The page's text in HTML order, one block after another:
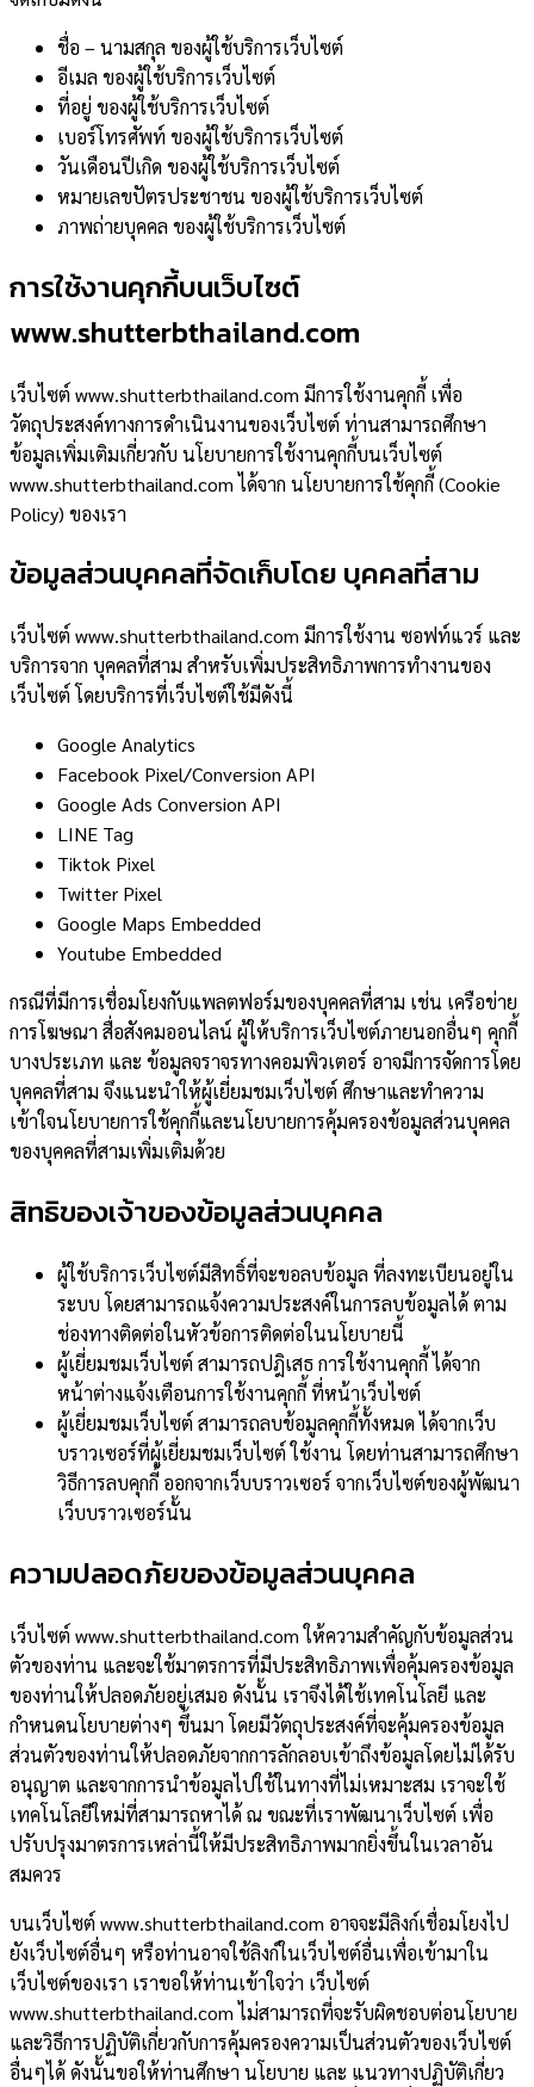
ชื่อ – นามสกุล ของผู้ใช้บริการเว็บไซต์
อีเมล ของผู้ใช้บริการเว็บไซต์
ที่อยู่ ของผู้ใช้บริการเว็บไซต์
เบอร์โทรศัพท์ ของผู้ใช้บริการเว็บไซต์
วันเดือนปีเกิด ของผู้ใช้บริการเว็บไซต์
หมายเลขปัตรประชาชน ของผู้ใช้บริการเว็บไซต์
ภาพถ่ายบุคคล ของผู้ใช้บริการเว็บไซต์
การใช้งานคุกกี้บนเว็บไซต์
www.shutterbthailand.com
เว็บไซต์ www.shutterbthailand.com มีการใช้งานคุกกี้ เพื่อ
วัตถุประสงค์ทางการดำเนินงานของเว็บไซต์ ท่านสามารถศึกษา
ข้อมูลเพิ่มเติมเกี่ยวกับ นโยบายการใช้งานคุกกี้บนเว็บไซต์
www.shutterbthailand.com ได้จาก นโยบายการใช้คุกกี้ (Cookie
Policy) ของเรา
ข้อมูลส่วนบุคคลที่จัดเก็บโดย บุคคลที่สาม
เว็บไซต์ www.shutterbthailand.com มีการใช้งาน ซอฟท์แวร์ และ
บริการจาก บุคคลที่สาม สำหรับเพิ่มประสิทธิภาพการทำงานของ
เว็บไซต์ โดยบริการที่เว็บไซต์ใช้มีดังนี้
Google Analytics
Facebook Pixel/Conversion API
Google Ads Conversion API
LINE Tag
Tiktok Pixel
Twitter Pixel
Google Maps Embedded
Youtube Embedded
กรณีที่มีการเชื่อมโยงกับแพลตฟอร์มของบุคคลที่สาม เช่น เครือข่าย
การโฆษณา สื่อสังคมออนไลน์ ผู้ให้บริการเว็บไซต์ภายนอกอื่นๆ คุกกี้
บางประเภท และ ข้อมูลจราจรทางคอมพิวเตอร์ อาจมีการจัดการโดย
บุคคลที่สาม จึงแนะนำให้ผู้เยี่ยมชมเว็บไซต์ ศึกษาและทำความ
เข้าใจนโยบายการใช้คุกกี้และนโยบายการคุ้มครองข้อมูลส่วนบุคคล
ของบุคคลที่สามเพิ่มเติมด้วย
สิทธิของเจ้าของข้อมูลส่วนบุคคล
ผู้ใช้บริการเว็บไซต์มีสิทธิ์ที่จะขอลบข้อมูล ที่ลงทะเบียนอยู่ใน
ระบบ โดยสามารถแจ้งความประสงค์ในการลบข้อมูลได้ ตาม
ช่องทางติดต่อในหัวข้อการติดต่อในนโยบายนี้
ผู้เยี่ยมชมเว็บไซต์ สามารถปฎิเสธ การใช้งานคุกกี้ ได้จาก
หน้าต่างแจ้งเตือนการใช้งานคุกกี้ ที่หน้าเว็บไซต์
ผู้เยี่ยมชมเว็บไซต์ สามารถลบข้อมูลคุกกี้ทั้งหมด ได้จากเว็บ
บราวเซอร์ที่ผู้เยี่ยมชมเว็บไซต์ ใช้งาน โดยท่านสามารถศึกษา
วิธีการลบคุกกี้ ออกจากเว็บบราวเซอร์ จากเว็บไซต์ของผู้พัฒนา
เว็บบราวเซอร์นั้น
ความปลอดภัยของข้อมูลส่วนบุคคล
เว็บไซต์ www.shutterbthailand.com ให้ความสำคัญกับข้อมูลส่วน
ตัวของท่าน และจะใช้มาตรการที่มีประสิทธิภาพเพื่อคุ้มครองข้อมูล
ของท่านให้ปลอดภัยอยู่เสมอ ดังนั้น เราจึงได้ใช้เทคโนโลยี และ
กำหนดนโยบายต่างๆ ขึ้นมา โดยมีวัตถุประสงค์ที่จะคุ้มครองข้อมูล
ส่วนตัวของท่านให้ปลอดภัยจากการลักลอบเข้าถึงข้อมูลโดยไม่ได้รับ
อนุญาต และจากการนำข้อมูลไปใช้ในทางที่ไม่เหมาะสม เราจะใช้
เทคโนโลยีใหม่ที่สามารถหาได้ ณ ขณะที่เราพัฒนาเว็บไซต์ เพื่อ
ปรับปรุงมาตรการเหล่านี้ให้มีประสิทธิภาพมากยิ่งขึ้นในเวลาอัน
สมควร
บนเว็บไซต์ www.shutterbthailand.com อาจจะมีลิงก์เชื่อมโยงไป
ยังเว็บไซต์อื่นๆ หรือท่านอาจใช้ลิงก์ในเว็บไซต์อื่นเพื่อเข้ามาใน
เว็บไซต์ของเรา เราขอให้ท่านเข้าใจว่า เว็บไซต์
www.shutterbthailand.com ไม่สามารถที่จะรับผิดชอบต่อนโยบาย
และวิธีการปฏิบัติเกี่ยวกับการคุ้มครองความเป็นส่วนตัวของเว็บไซต์
อื่นๆได้ ดังนั้นขอให้ท่านศึกษา นโยบาย และ แนวทางปฏิบัติเกี่ยว